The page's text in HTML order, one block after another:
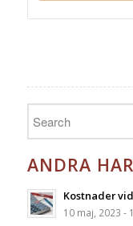
ANDRA
Kostnader
10 maj, 2023 -